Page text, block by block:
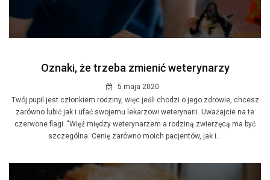
Oznaki, że trzeba zmienić weterynarzy
5 maja 2020
Twój pupil jest członkiem rodziny, więc jeśli chodzi o jego zdrowie, chcesz
zarówno lubić jak i ufać swojemu lekarzowi weterynarii. Uważajcie na te
czerwone flagi. "Więź między weterynarzem a rodziną zwierzęcą ma być
szczególna. Cenię zarówno moich pacjentów, jak i...